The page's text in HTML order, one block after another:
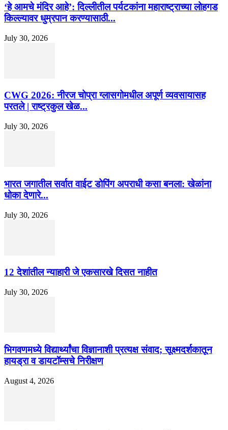
‘हे आमचे मंदिर आहे’: दिल्लीतील पर्यटकांना महाराष्ट्राच्या लोहगड
किल्ल्यावर धुम्रपान करण्यासाठी...
July 30, 2026
CWG 2026: नीरज चोप्रा ग्लासगोमधील अपूर्ण व्यवसायासह
परतले | राष्ट्रकुल खेळ...
July 30, 2026
भारत जगातील सर्वात वाईट डोपिंग अपराधी कसा बनला: खेळांना
धोका देणारे...
July 30, 2026
12 देशांतील न्याहारी जे एकसारखे दिसत नाहीत
July 30, 2026
भिगवणमध्ये विद्यार्थ्यांचा विज्ञानाशी प्रत्यक्ष संवाद; सूक्ष्मदर्शकातून
हायड्रा व डायटॉम्सचे निरीक्षण
August 4, 2026